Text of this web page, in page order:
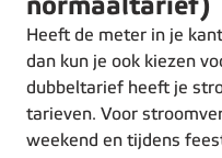
normaaltarief)
Heeft de meter in je
dan kun je ook kiezen
dubbeltarief heeft je
tarieven. Voor
weekend en tijdens